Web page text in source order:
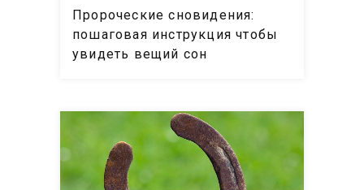
Пророческие сновидения:
пошаговая инструкция чтобы
увидеть вещий сон